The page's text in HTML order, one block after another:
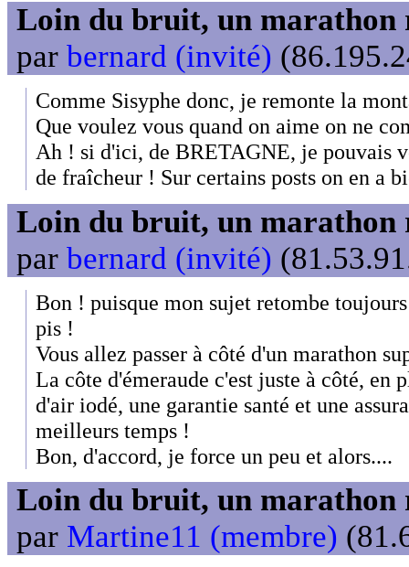
Loin du bruit, un marathon
par bernard (invité)
Comme Sisyphe donc, je remonte la
Que voulez vous quand on aime on ne
Ah ! si d'ici, de BRETAGNE, je pouvais
de fraîcheur ! Sur certains posts on en a
Loin du bruit, un marathon
par bernard (invité)
Bon ! puisque mon sujet retombe
pis !
Vous allez passer à côté d'un marathon
La côte d'émeraude c'est juste à côté, en
d'air iodé, une garantie santé et une
meilleurs temps !
Bon, d'accord, je force un peu et alors....
Loin du bruit, un marathon
par Martine11 (membre)